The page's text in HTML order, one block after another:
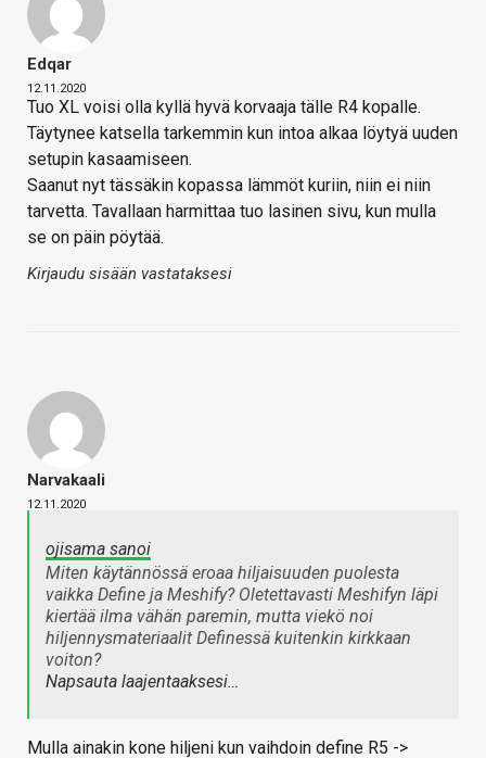
Edqar
12.11.2020
Tuo XL voisi olla kyllä hyvä korvaaja tälle R4 kopalle.
Täytynee katsella tarkemmin kun intoa alkaa löytyä uuden
setupin kasaamiseen.
Saanut nyt tässäkin kopassa lämmöt kuriin, niin ei niin
tarvetta. Tavallaan harmittaa tuo lasinen sivu, kun mulla
se on päin pöytää.
Kirjaudu sisään vastataksesi
Narvakaali
12.11.2020
ojisama sanoi
Miten käytännössä eroaa hiljaisuuden puolesta
vaikka Define ja Meshify? Oletettavasti Meshifyn läpi
kiertää ilma vähän paremin, mutta viekö noi
hiljennysmateriaalit Definessä kuitenkin kirkkaan
voiton?
Napsauta laajentaaksesi…
Mulla ainakin kone hiljeni kun vaihdoin define R5 ->